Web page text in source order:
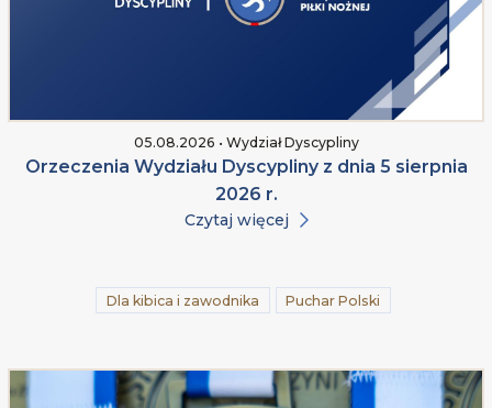
05.08.2026 • Wydział Dyscypliny
Orzeczenia Wydziału Dyscypliny z dnia 5 sierpnia
2026 r.
Czytaj więcej
Dla kibica i zawodnika Puchar Polski